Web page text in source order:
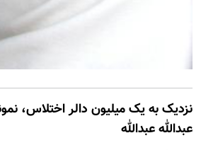
نزديک به يک ميليون دالر اختلاس،
عبدالله عبدالله